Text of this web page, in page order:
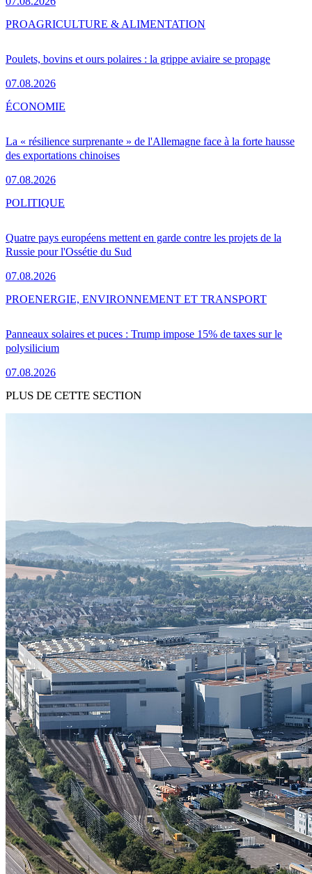
Poulets, bovins et ours polaires : la grippe aviaire se propage
07.08.2026
PROAGRICULTURE & ALIMENTATION
La « résilience surprenante » de l'Allemagne face à la forte hausse
des exportations chinoises
07.08.2026
ÉCONOMIE
Quatre pays européens mettent en garde contre les projets de la
Russie pour l'Ossétie du Sud
07.08.2026
POLITIQUE
Panneaux solaires et puces : Trump impose 15% de taxes sur le
polysilicium
07.08.2026
PROENERGIE, ENVIRONNEMENT ET TRANSPORT
PLUS DE CETTE SECTION